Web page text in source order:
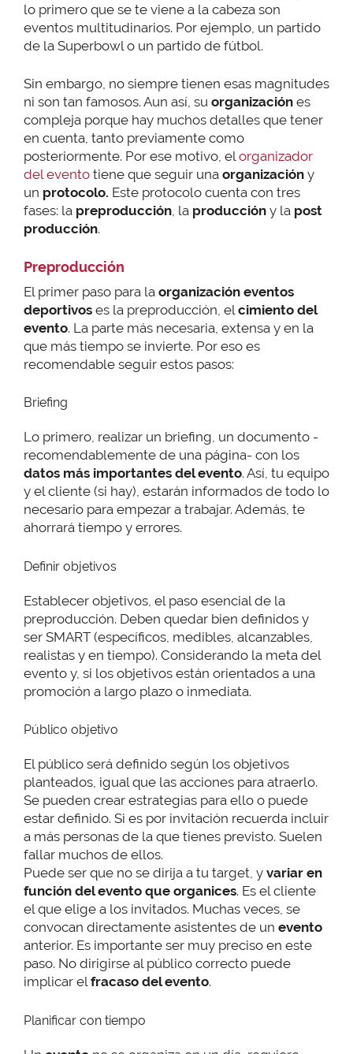
lo primero que se te viene a la cabeza son
eventos multitudinarios. Por ejemplo, un partido
de la Superbowl o un partido de fútbol.
Sin embargo, no siempre tienen esas magnitudes
ni son tan famosos. Aun así, su organización es
compleja porque hay muchos detalles que tener
en cuenta, tanto previamente como
posteriormente. Por ese motivo, elorganizador
del evento tiene que seguir una organización y
un protocolo. Este protocolo cuenta con tres
fases: la preproducción, la producción y la post
producción.
Preproducción
El primer paso para la organización eventos
deportivos es la preproducción, el cimiento del
evento. La parte más necesaria, extensa y en la
que más tiempo se invierte. Por eso es
recomendable seguir estos pasos:
Briefing
Lo primero, realizar un briefing, un documento -
recomendablemente de una página- con los
datos más importantes del evento. Así, tu equipo
y el cliente (si hay), estarán informados de todo lo
necesario para empezar a trabajar. Además, te
ahorrará tiempo y errores.
Definir objetivos
Establecer objetivos, el paso esencial de la
preproducción. Deben quedar bien definidos y
ser SMART (específicos, medibles, alcanzables,
realistas y en tiempo). Considerando la meta del
evento y, si los objetivos están orientados a una
promoción a largo plazo o inmediata.
Público objetivo
El público será definido según los objetivos
planteados, igual que las acciones para atraerlo.
Se pueden crear estrategias para ello o puede
estar definido. Si es por invitación recuerda incluir
a más personas de la que tienes previsto. Suelen
fallar muchos de ellos.
Puede ser que no se dirija a tu target, y variar en
función del evento que organices. Es el cliente
el que elige a los invitados. Muchas veces, se
convocan directamente asistentes de un evento
anterior. Es importante ser muy preciso en este
paso. No dirigirse al público correcto puede
implicar elfracaso del evento.
Planificar con tiempo